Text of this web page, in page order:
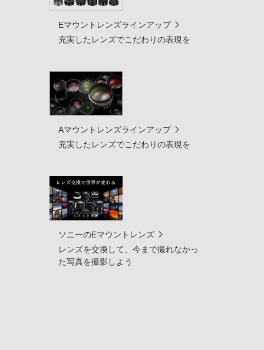
Eマウントレンズラインアップ
充実したレンズでこだわりの表現を
Aマウントレンズラインアップ
充実したレンズでこだわりの表現を
ソニーのEマウントレンズ
レンズを交換して、今まで撮れなかっ
た写真を撮影しよう